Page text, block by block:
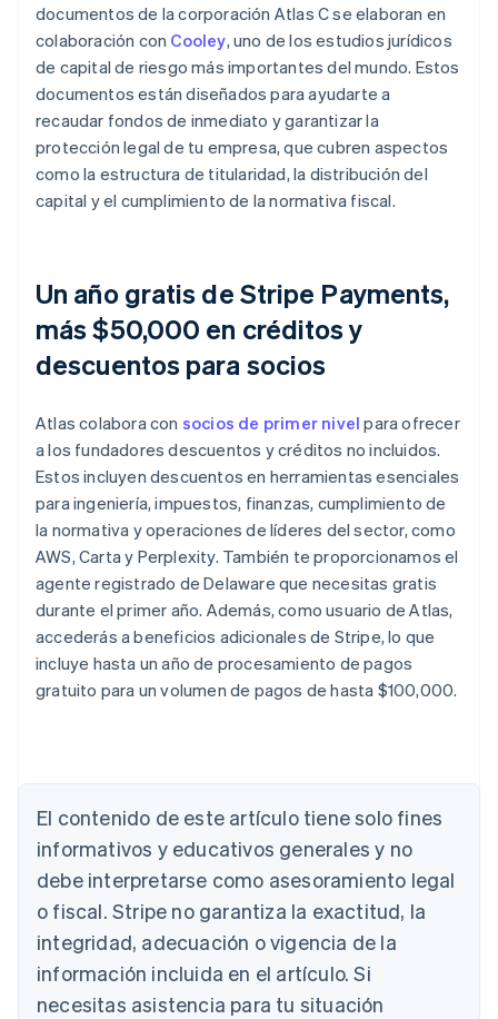
documentos de la corporación Atlas C se elaboran en
colaboración con Cooley, uno de los estudios jurídicos
de capital de riesgo más importantes del mundo. Estos
documentos están diseñados para ayudarte a
recaudar fondos de inmediato y garantizar la
protección legal de tu empresa, que cubren aspectos
como la estructura de titularidad, la distribución del
capital y el cumplimiento de la normativa fiscal.
Un año gratis de Stripe Payments,
más $50,000 en créditos y
descuentos para socios
Atlas colabora con socios de primer nivel para ofrecer
a los fundadores descuentos y créditos no incluidos.
Estos incluyen descuentos en herramientas esenciales
para ingeniería, impuestos, finanzas, cumplimiento de
la normativa y operaciones de líderes del sector, como
AWS, Carta y Perplexity. También te proporcionamos el
agente registrado de Delaware que necesitas gratis
durante el primer año. Además, como usuario de Atlas,
accederás a beneficios adicionales de Stripe, lo que
incluye hasta un año de procesamiento de pagos
gratuito para un volumen de pagos de hasta $100,000.
El contenido de este artículo tiene solo fines
informativos y educativos generales y no
debe interpretarse como asesoramiento legal
o fiscal. Stripe no garantiza la exactitud, la
integridad, adecuación o vigencia de la
información incluida en el artículo. Si
necesitas asistencia para tu situación
Alemania
Australia
English
Austria
Deutsch English
Bélgica
NederlandsFrançaisDeutschEnglish